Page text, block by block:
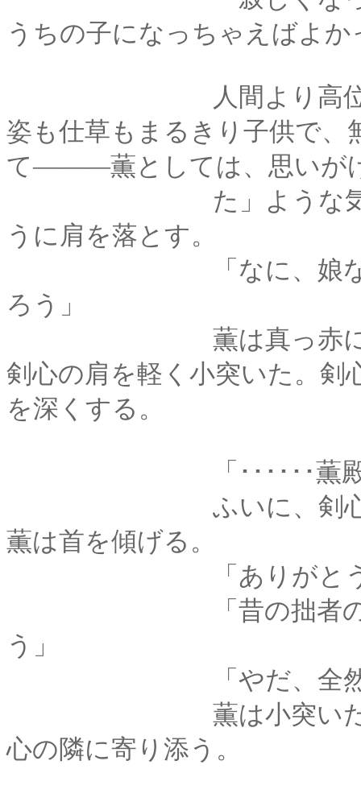
うちの子になっちゃえばよか
人間より高位の存在
姿も仕草もまるきり子供で、
て―――薫としては、思いが
た」ような気分だっ
うに肩を落とす。
「なに、娘なら、頑
ろう」
薫は真っ赤になって
剣心の肩を軽く小突いた。剣
を深くする。
「･･････薫殿、
ふいに、剣心が口に
薫は首を傾げる。
「ありがとうって
「昔の拙者の、世話
う」
「やだ、全然世話な
薫は小突いた手を下
心の隣に寄り添う。